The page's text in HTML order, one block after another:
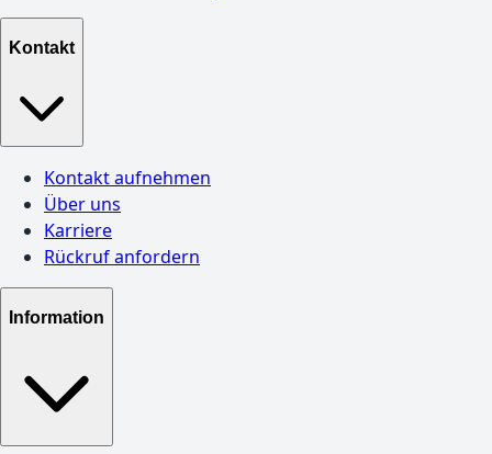
Kontakt
Kontakt aufnehmen
Über uns
Karriere
Rückruf anfordern
Information